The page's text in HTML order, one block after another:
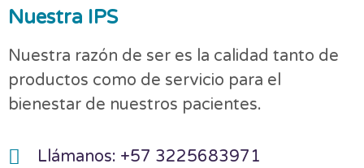
Nuestra IPS
Nuestra razón de ser es la calidad tanto de
productos como de servicio para el
bienestar de nuestros pacientes.
Llámanos: +57 3225683971